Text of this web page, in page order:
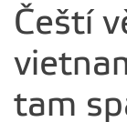
Čeští
tam